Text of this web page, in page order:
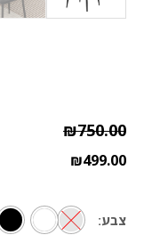
₪750.00
₪499.00
צבע